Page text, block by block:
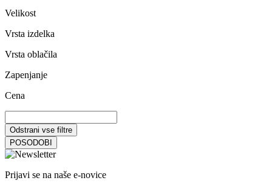
Velikost
Vrsta izdelka
Vrsta oblačila
Zapenjanje
Cena
Odstrani vse filtre
POSODOBI
Prijavi se na naše e-novice